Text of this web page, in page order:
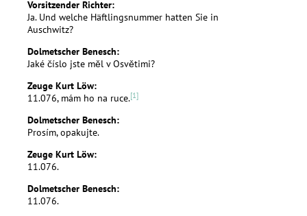
Vorsitzender Richter:
Ja. Und welche Häftlingsnummer hatten Sie in
Auschwitz?
Dolmetscher Benesch:
Jaké číslo jste měl v Osvětimi?
Zeuge Kurt Löw:
11.076, mám ho na ruce.[1]
Dolmetscher Benesch:
Prosím, opakujte.
Zeuge Kurt Löw:
11.076.
Dolmetscher Benesch:
11.076.